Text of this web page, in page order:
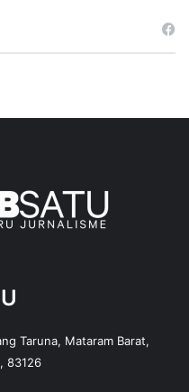
Taruna, Mataram Barat,
83126